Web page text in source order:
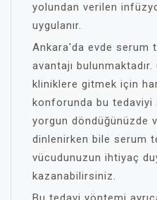
yolundan verilen
uygulanır.
Ankara'da evde serum
avantajı bulunmaktadır.
kliniklere gitmek için
konforunda bu tedaviyi
yorgun döndüğünüzde
dinlenirken bile serum
vücudunuzun ihtiyaç
kazanabilirsiniz.